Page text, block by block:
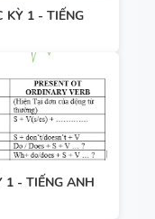
KỲ 1 - TIẾNG
1 - TIẾNG ANH